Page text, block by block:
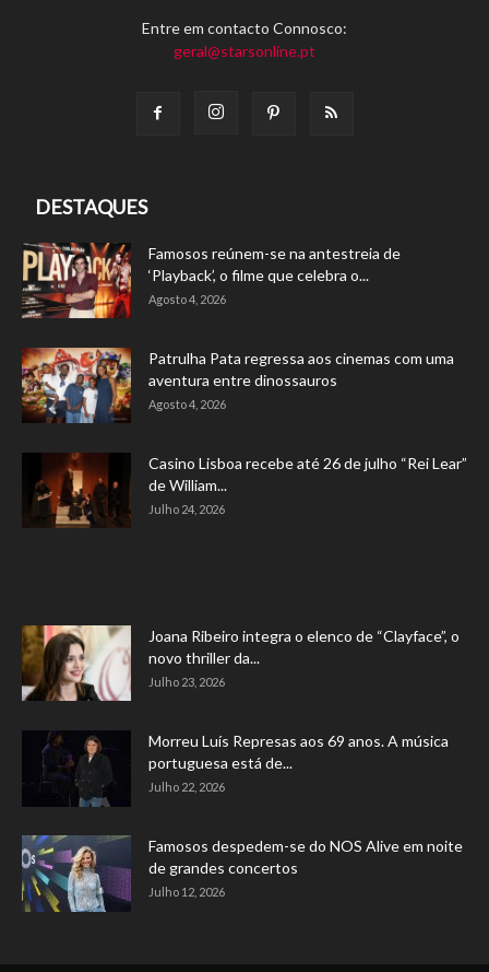
Entre em contacto Connosco:
geral@starsonline.pt
DESTAQUES
Famosos reúnem-se na antestreia de
‘Playback’, o filme que celebra o...
Agosto 4, 2026
Patrulha Pata regressa aos cinemas com uma
aventura entre dinossauros
Agosto 4, 2026
Casino Lisboa recebe até 26 de julho “Rei Lear”
de William...
Julho 24, 2026
Joana Ribeiro integra o elenco de “Clayface”, o
novo thriller da...
Julho 23, 2026
Morreu Luís Represas aos 69 anos. A música
portuguesa está de...
Julho 22, 2026
Famosos despedem-se do NOS Alive em noite
de grandes concertos
Julho 12, 2026